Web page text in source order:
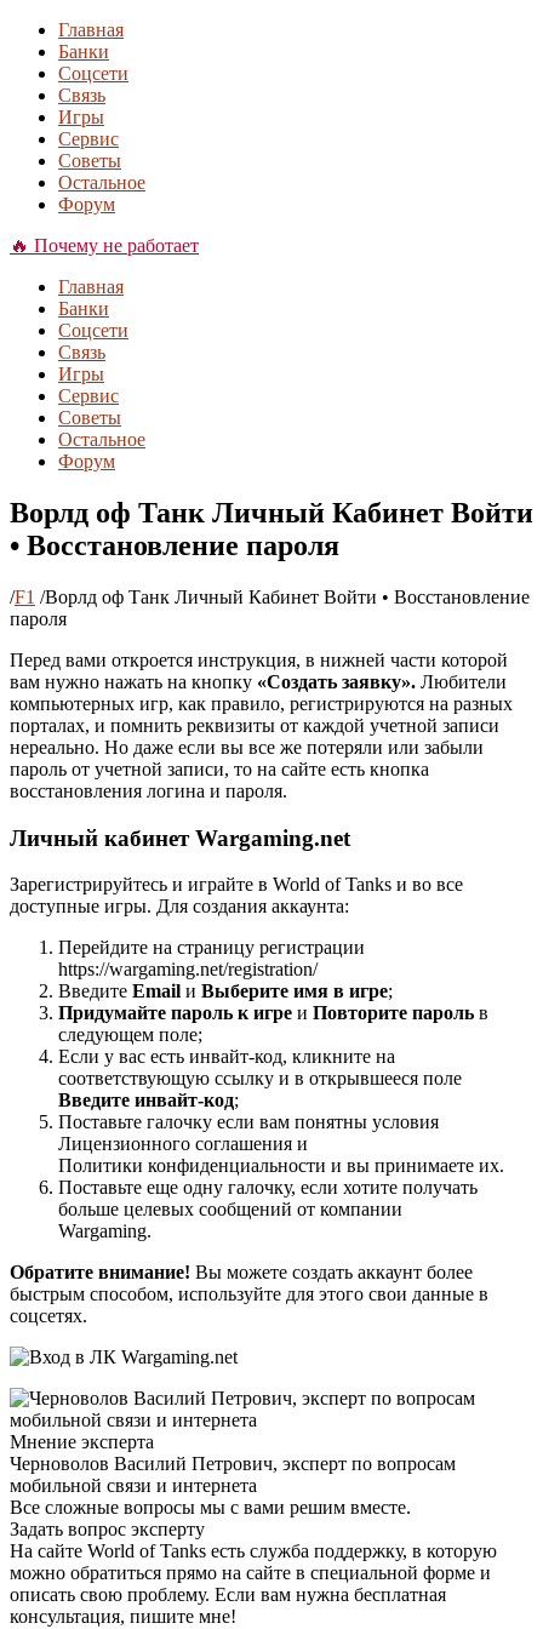
Главная
Банки
Соцсети
Связь
Игры
Сервис
Советы
Остальное
Форум
🔥 Почему не работает
Главная
Банки
Соцсети
Связь
Игры
Сервис
Советы
Остальное
Форум
Ворлд оф Танк Личный Кабинет Войти
• Восстановление пароля
/F1 /Ворлд оф Танк Личный Кабинет Войти • Восстановление
пароля
Перед вами откроется инструкция, в нижней части которой
вам нужно нажать на кнопку «Создать заявку». Любители
компьютерных игр, как правило, регистрируются на разных
порталах, и помнить реквизиты от каждой учетной записи
нереально. Но даже если вы все же потеряли или забыли
пароль от учетной записи, то на сайте есть кнопка
восстановления логина и пароля.
Личный кабинет Wargaming.net
Зарегистрируйтесь и играйте в World of Tanks и во все
доступные игры. Для создания аккаунта:
Перейдите на страницу регистрации
https://wargaming.net/registration/
Введите Email и Выберите имя в игре;
Придумайте пароль к игре и Повторите пароль в
следующем поле;
Если у вас есть инвайт-код, кликните на
соответствующую ссылку и в открывшееся поле
Введите инвайт-код;
Поставьте галочку если вам понятны условия
Лицензионного соглашения и
Политики конфиденциальности и вы принимаете их.
Поставьте еще одну галочку, если хотите получать
больше целевых сообщений от компании
Wargaming.
Обратите внимание! Вы можете создать аккаунт более
быстрым способом, используйте для этого свои данные в
соцсетях.
Мнение эксперта
Черноволов Василий Петрович, эксперт по вопросам
мобильной связи и интернета
Все сложные вопросы мы с вами решим вместе.
Задать вопрос эксперту
На сайте World of Tanks есть служба поддержку, в которую
можно обратиться прямо на сайте в специальной форме и
описать свою проблему. Если вам нужна бесплатная
консультация, пишите мне!